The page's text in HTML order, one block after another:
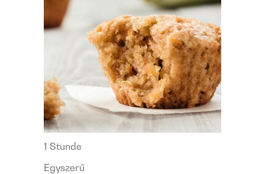
1 Stunde
Egyszerű